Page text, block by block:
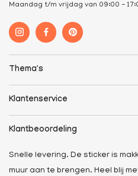
Maandag t/m vrijdag van 09:00 -
Thema's
Klantenservice
Klantbeoordeling
Snelle levering. De sticker is
muur aan te brengen. Heel blij